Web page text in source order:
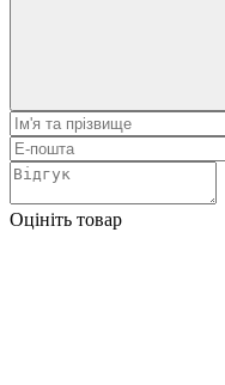
Оцініть товар